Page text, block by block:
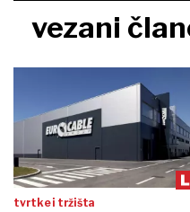
vezani
tvrtke i tržišta